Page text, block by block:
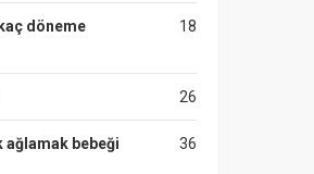
18
döneme
26
36
ağlamak bebeği